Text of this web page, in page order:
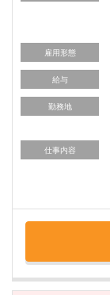
雇用形態
給与
勤務地
仕事内容